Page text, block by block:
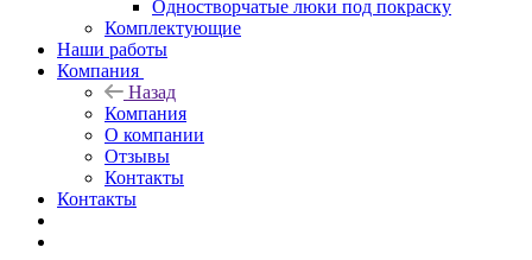
Одностворчатые люки под покраску
Комплектующие
Наши работы
Компания
Назад
Компания
О компании
Отзывы
Контакты
Контакты